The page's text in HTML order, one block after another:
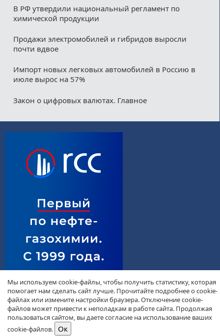
В РФ утвердили национальный регламент по
химической продукции
Продажи электромобилей и гибридов выросли
почти вдвое
Импорт новых легковых автомобилей в Россию в
июле вырос на 57%
Закон о цифровых валютах. Главное
Мы используем cookie-файлы, чтобы получить статистику, которая
помогает нам сделать сайт лучше. Прочитайте подробнее о cookie-
файлах или измените настройки браузера. Отключение cookie-
файлов может привести к неполадкам в работе сайта. Продолжая
пользоваться сайтом, вы даете согласие на использование ваших
cookie-файлов.